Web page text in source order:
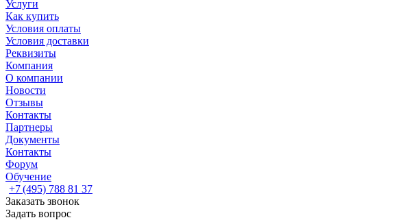
Услуги
Как купить
Условия оплаты
Условия доставки
Реквизиты
Компания
О компании
Новости
Отзывы
Контакты
Партнеры
Документы
Контакты
Форум
Обучение
+7 (495) 788 81 37
Заказать звонок
Задать вопрос